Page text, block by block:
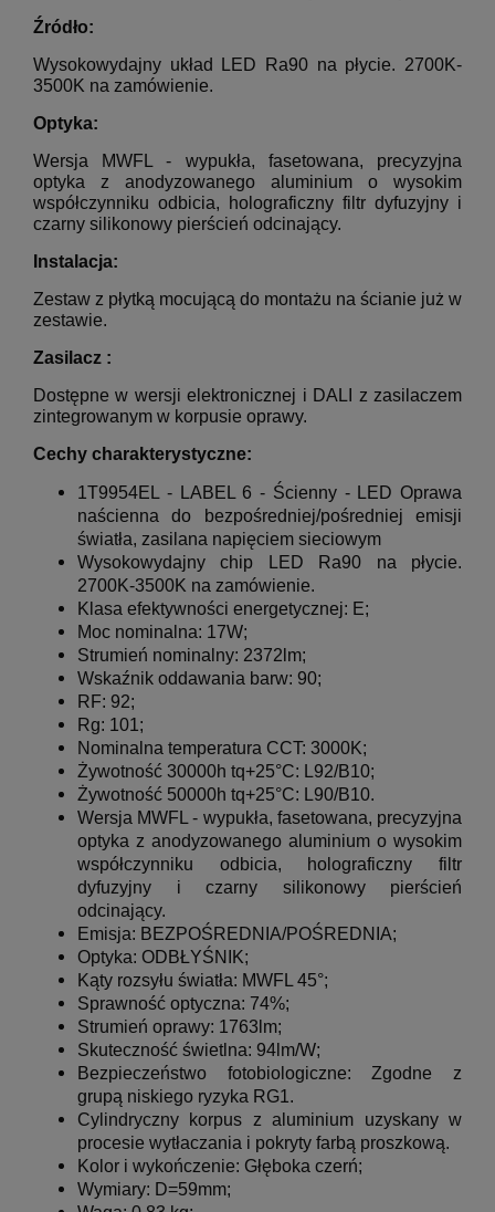
Źródło:
Wysokowydajny układ LED Ra90 na płycie. 2700K-
3500K na zamówienie.
Optyka:
Wersja MWFL - wypukła, fasetowana, precyzyjna
optyka z anodyzowanego aluminium o wysokim
współczynniku odbicia, holograficzny filtr dyfuzyjny i
czarny silikonowy pierścień odcinający.
Instalacja:
Zestaw z płytką mocującą do montażu na ścianie już w
zestawie.
Zasilacz :
Dostępne w wersji elektronicznej i DALI z zasilaczem
zintegrowanym w korpusie oprawy.
Cechy charakterystyczne:
1T9954EL - LABEL 6 - Ścienny - LED Oprawa
naścienna do bezpośredniej/pośredniej emisji
światła, zasilana napięciem sieciowym
Wysokowydajny chip LED Ra90 na płycie.
2700K-3500K na zamówienie.
Klasa efektywności energetycznej: E;
Moc nominalna: 17W;
Strumień nominalny: 2372lm;
Wskaźnik oddawania barw: 90;
RF: 92;
Rg: 101;
Nominalna temperatura CCT: 3000K;
Żywotność 30000h tq+25°C: L92/B10;
Żywotność 50000h tq+25°C: L90/B10.
Wersja MWFL - wypukła, fasetowana, precyzyjna
optyka z anodyzowanego aluminium o wysokim
współczynniku odbicia, holograficzny filtr
dyfuzyjny i czarny silikonowy pierścień
odcinający.
Emisja: BEZPOŚREDNIA/POŚREDNIA;
Optyka: ODBŁYŚNIK;
Kąty rozsyłu światła: MWFL 45°;
Sprawność optyczna: 74%;
Strumień oprawy: 1763lm;
Skuteczność świetlna: 94lm/W;
Bezpieczeństwo fotobiologiczne: Zgodne z
grupą niskiego ryzyka RG1.
Cylindryczny korpus z aluminium uzyskany w
procesie wytłaczania i pokryty farbą proszkową.
Kolor i wykończenie: Głęboka czerń;
Wymiary: D=59mm;